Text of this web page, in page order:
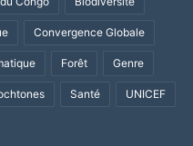
Convergence Globale
Forêt Genre
Santé UNICEF